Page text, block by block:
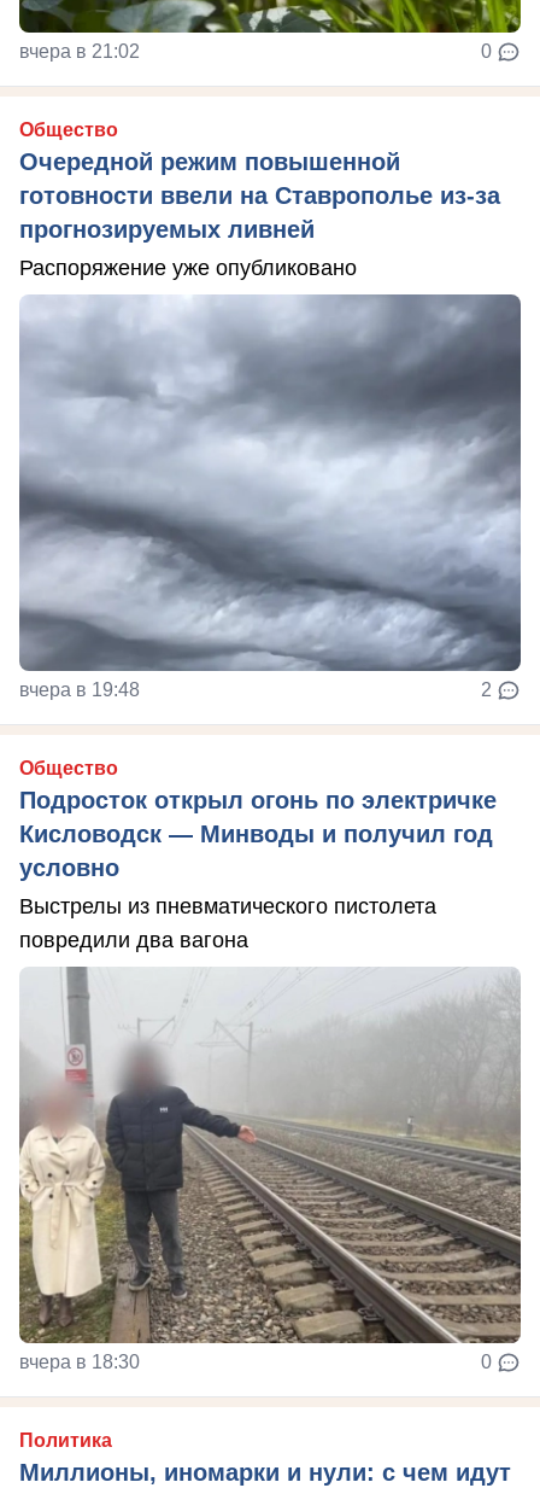
вчера в 21:02 0
Общество
Очередной режим повышенной
готовности ввели на Ставрополье из-за
прогнозируемых ливней
Распоряжение уже опубликовано
вчера в 19:48 2
Общество
Подросток открыл огонь по электричке
Кисловодск — Минводы и получил год
условно
Выстрелы из пневматического пистолета
повредили два вагона
вчера в 18:30 0
Политика
Миллионы, иномарки и нули: с чем идут